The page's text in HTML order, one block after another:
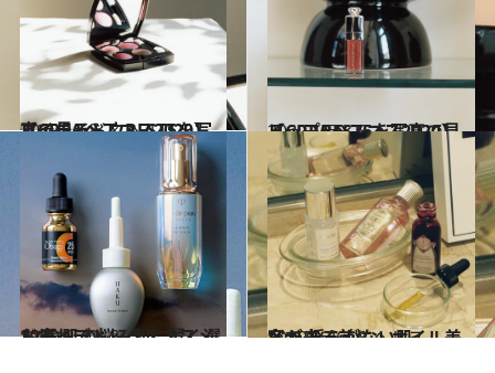
2020.12.8
【CREAベスコス2020】アイシャドウBEST5を写真で見る
ビューティ＆ヘルス 2020.12.9
【CREAベスコス2020】リップBEST5を写真で見る
ビューティ＆ヘルス
2019.9.30
お疲れデトックスコスメ12選 肌の悩み別に賢く選んで
ビューティ＆ヘルス 2019.9.26
冬が来る前に、オイル美容で 揺らがない肌
ビューティ＆ヘルス